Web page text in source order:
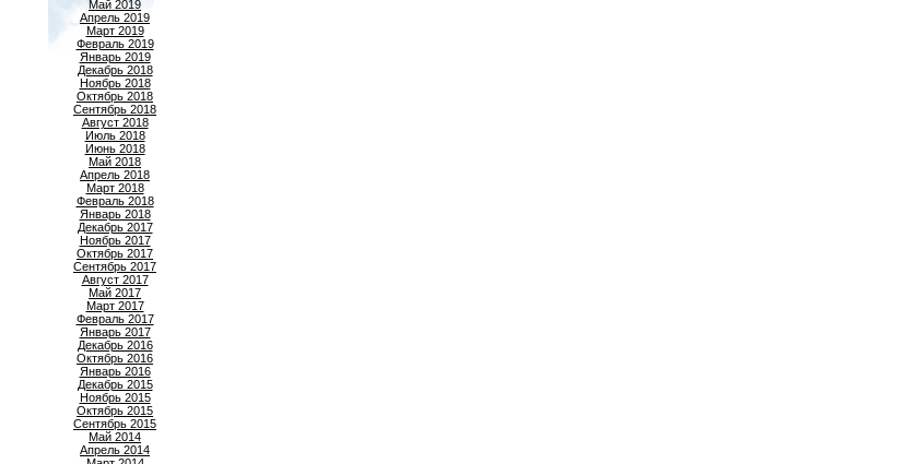
Май 2019
Апрель 2019
Март 2019
Февраль 2019
Январь 2019
Декабрь 2018
Ноябрь 2018
Октябрь 2018
Сентябрь 2018
Август 2018
Июль 2018
Июнь 2018
Май 2018
Апрель 2018
Март 2018
Февраль 2018
Январь 2018
Декабрь 2017
Ноябрь 2017
Октябрь 2017
Сентябрь 2017
Август 2017
Май 2017
Март 2017
Февраль 2017
Январь 2017
Декабрь 2016
Октябрь 2016
Январь 2016
Декабрь 2015
Ноябрь 2015
Октябрь 2015
Сентябрь 2015
Май 2014
Апрель 2014